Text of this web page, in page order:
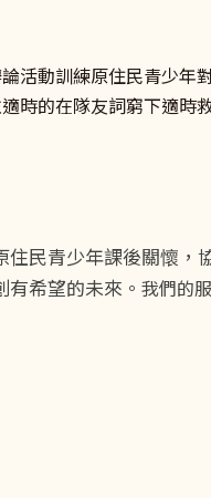
活動訓練原住民青少年
時的在隊友詞窮下適時
民青少年課後關懷，
希望的未來。 我們的